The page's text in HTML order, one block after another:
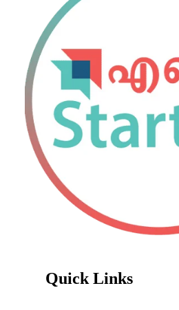
Quick Links